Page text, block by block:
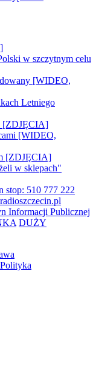
w szczytnym celu
[WIDEO,
Letniego
[ZDJĘCIA]
[WIDEO,
[ZDJĘCIA]
w sklepach"
stop: 510 777 222
radioszczecin.pl
Informacji Publicznej
DUŻY
Polityka